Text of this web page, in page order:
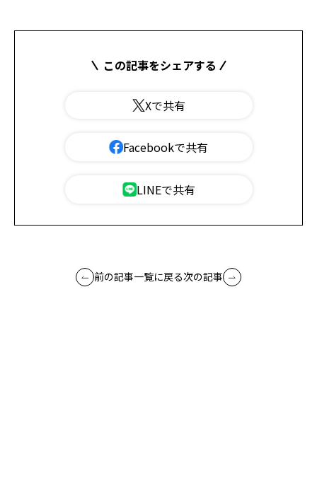
この記事をシェアする
Xで共有
Facebookで共有
LINEで共有
前の記事一覧に戻る次の記事